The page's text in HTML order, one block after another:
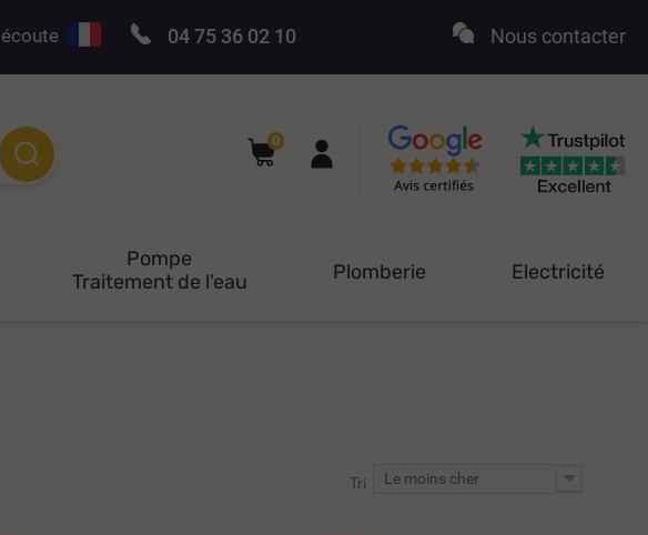
04 75 36 02 10 Nous contacter
0
Pompe
Traitement de l'eau
Plomberie Electricité
Tri Le moins cher